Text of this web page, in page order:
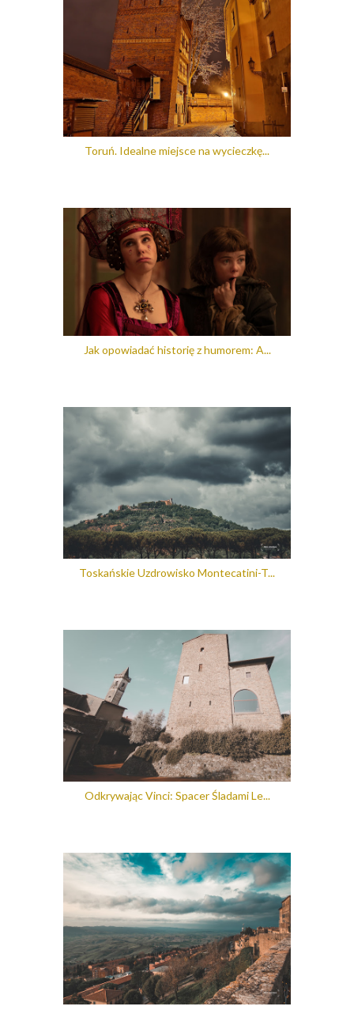
Toruń. Idealne miejsce na wycieczkę...
Jak opowiadać historię z humorem: A...
Toskańskie Uzdrowisko Montecatini-T...
Odkrywając Vinci: Spacer Śladami Le...